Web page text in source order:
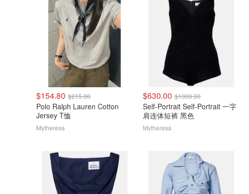
$154.80 $215.00
Polo Ralph Lauren Cotton
Jersey T恤
Mytheresa
$630.00 $1000.00
Self-Portrait Self-Portrait 一字
肩连体短裤 黑色
Mytheresa